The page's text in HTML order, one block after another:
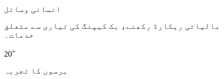
انسانی وسائل
مالیاتی ریکارڈ رکھنے، بک کیپنگ کی تیاری سے متعلق
خدمات۔
20+
برسوں کا تجربہ